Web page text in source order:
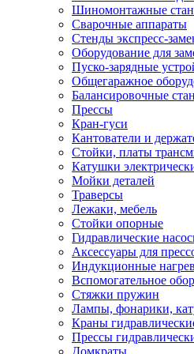
Шиномонтажные
Сварочные аппараты
Стенды экспресс-
Оборудование для
Пуско-зарядные
Общегаражное
Балансировочные
Прессы
Кран-гуси
Кантователи и
Стойки, платы
Катушки
Мойки деталей
Траверсы
Лежаки, мебель
Стойки опорные
Гидравлические
Аксессуары для
Индукционные
Вспомогательное
Стяжки пружин
Лампы, фонарики,
Краны
Прессы
Домкраты